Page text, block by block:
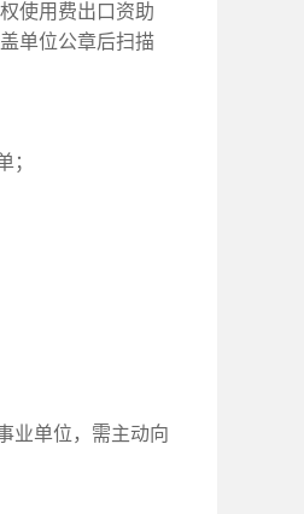
使用费出口资助
单位公章后扫描
；
业单位，需主动向